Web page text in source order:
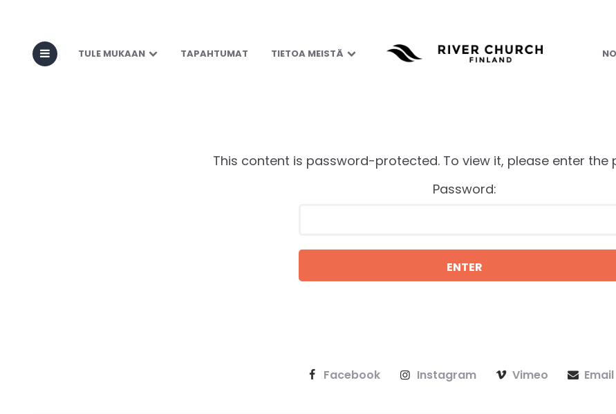
TULE MUKAAN TAPAHTUMAT TIETOA MEISTÄ
Protected: Business Week
This content is password-protected. To view it, please enter the
Password:
Facebook Instagram Vimeo Email